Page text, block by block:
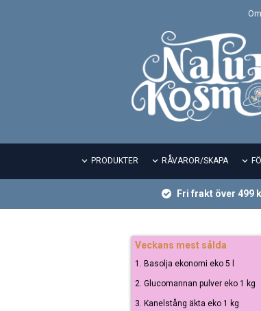
PRODUKTER RÅVAROR/SKAPA
Fri frakt över 499
Veckans mest sålda
1. Basolja ekonomi eko 5 l
2. Glucomannan pulver eko 1 kg
3. Kanelstång äkta eko 1 kg